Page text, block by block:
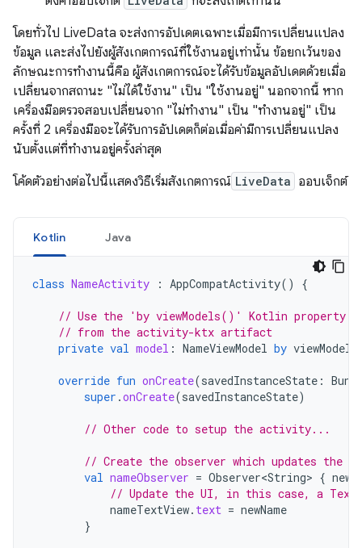
โดยทั่วไป LiveData จะส่งการอัปเดตเฉพาะเมื่อมีการเปลี่ยนแปลง
ข้อมูล และส่งไปยังผู้สังเกตการณ์ที่ใช้งานอยู่เท่านั้น ข้อยกเว้นของ
ลักษณะการทํางานนี้คือ ผู้สังเกตการณ์จะได้รับข้อมูลอัปเดตด้วยเมื่อ
เปลี่ยนจากสถานะ "ไม่ได้ใช้งาน" เป็น "ใช้งานอยู่" นอกจากนี้ หาก
เครื่องมือตรวจสอบเปลี่ยนจาก "ไม่ทำงาน" เป็น "ทำงานอยู่" เป็น
ครั้งที่ 2 เครื่องมือจะได้รับการอัปเดตก็ต่อเมื่อค่ามีการเปลี่ยนแปลง
นับตั้งแต่ที่ทำงานอยู่ครั้งล่าสุด
โค้ดตัวอย่างต่อไปนี้แสดงวิธีเริ่มสังเกตการณ์ LiveData ออบเจ็กต์
Kotlin Java
class NameActivity : AppCompatActivity() {
// Use the 'by viewModels()' Kotlin property
// from the activity-ktx artifact
private val model : NameViewModel by viewModels
override fun onCreate(savedInstanceState :
super .onCreate(savedInstanceState)
// Other code to setup the activity...
// Create the observer which updates the
val nameObserver = Observer<String> {
// Update the UI, in this case, a
nameTextView. text = newName
}